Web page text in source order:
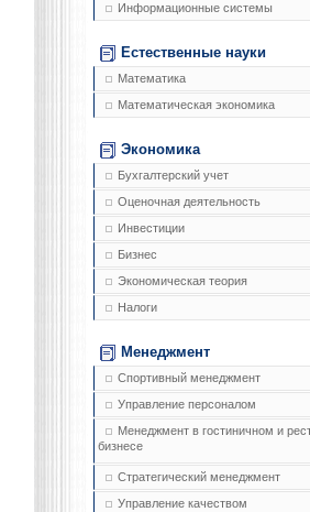
Информационные системы
Естественные науки
Математика
Математическая экономика
Экономика
Бухгалтерский учет
Оценочная деятельность
Инвестиции
Бизнес
Экономическая теория
Налоги
Менеджмент
Спортивный менеджмент
Управление персоналом
Менеджмент в гостиничном и
бизнесе
Стратегический менеджмент
Управление качеством